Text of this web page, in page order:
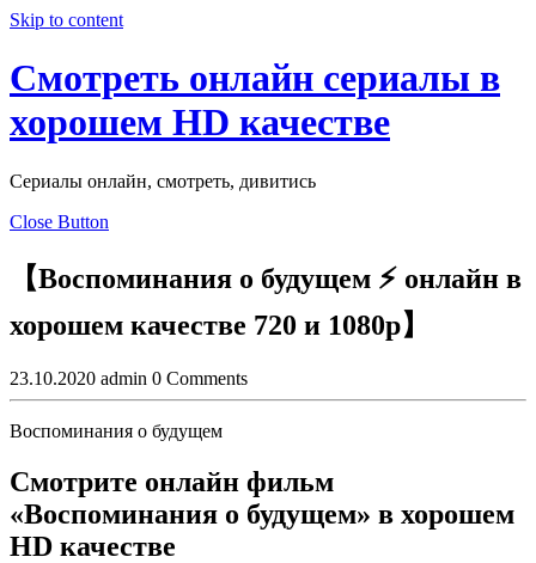
Skip to content
Смотреть онлайн сериалы в
хорошем HD качестве
Сериалы онлайн, смотреть, дивитись
Close Button
【Воспоминания о будущем ⚡ онлайн в
хорошем качестве 720 и 1080p】
23.10.2020 admin 0 Comments
Воспоминания о будущем
Смотрите онлайн фильм
«Воспоминания о будущем» в хорошем
HD качестве